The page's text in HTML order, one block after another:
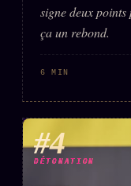
signe deux
ça un rebond.
6 MIN
#4
DÉTONATION